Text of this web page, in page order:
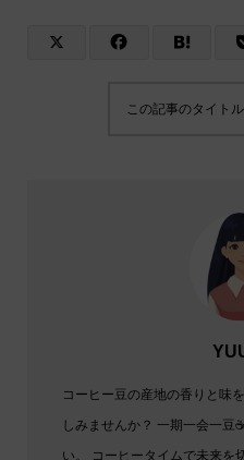
この記事のタイト
コーヒー豆の産地の香りと味
しみませんか？ 一期一会一豆
い。 コーヒータイムで未来を